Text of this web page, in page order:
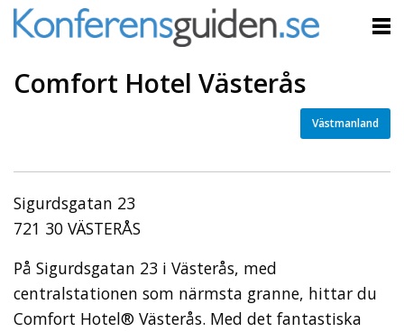
Comfort Hotel Västerås
Västmanland
Sigurdsgatan 23
721 30 VÄSTERÅS
På Sigurdsgatan 23 i Västerås, med
centralstationen som närmsta granne, hittar du
Comfort Hotel® Västerås. Med det fantastiska